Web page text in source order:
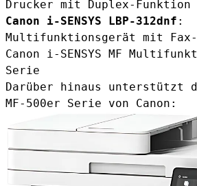
Drucker mit Duplex-Funktion
Canon i-SENSYS LBP-312dnf :
Multifunktionsgerät mit
Canon i-SENSYS MF
Serie
Darüber hinaus unterstützt
MF-500er Serie von Canon: